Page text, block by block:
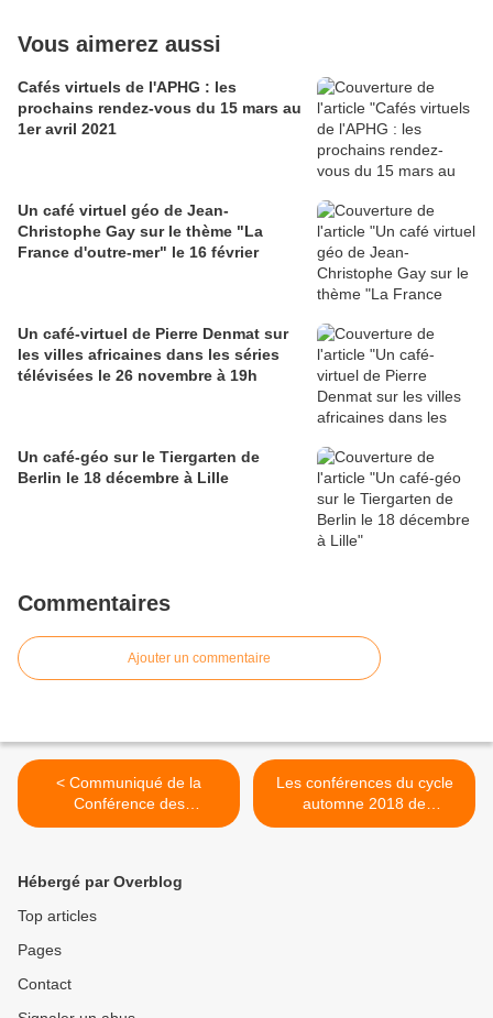
Vous aimerez aussi
Cafés virtuels de l'APHG : les
prochains rendez-vous du 15 mars au
1er avril 2021
Un café virtuel géo de Jean-
Christophe Gay sur le thème "La
France d'outre-mer" le 16 février
Un café-virtuel de Pierre Denmat sur
les villes africaines dans les séries
télévisées le 26 novembre à 19h
Un café-géo sur le Tiergarten de
Berlin le 18 décembre à Lille
Commentaires
Ajouter un commentaire
< Communiqué de la
Conférence des
associations de professeurs
Les conférences du cycle
automne 2018 de
l'université populaire
Hébergé par Overblog
Top articles
Pages
Contact